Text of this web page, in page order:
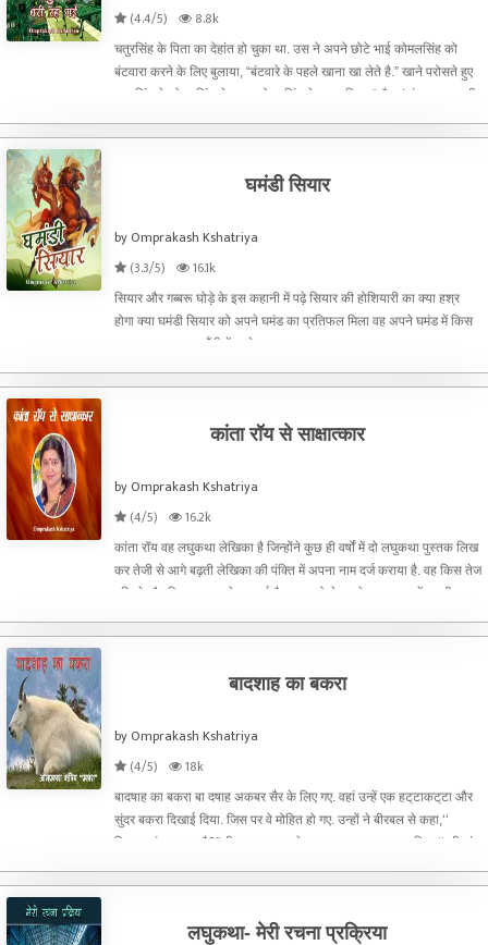
(4.4/5)
8.8k
चतुरसिंह के पिता का देहांत हो चुका था. उस ने अपने छोटे भाई कोमलसिंह को
बंटवारा करने के लिए बुलाया, “बंटवारे के पहले खाना खा लेते है.” खाने परोसते हुए
चतुरसिंह ने कोमलसिंह से कहा. कोमलसिंह ने जवाब दिया, “ भैया ! बंटवारा आप ही
घमंडी सियार
by Omprakash Kshatriya
(3.3/5)
16.1k
सियार और गब्बरू घोड़े के इस कहानी में पढ़े सियार की होशियारी का क्या हश्र
होगा क्या घमंडी सियार को अपने घमंड का प्रतिफल मिला वह अपने घमंड में किस
तरह चूर था, इस कहाँनी में जाने.
कांता रॉय से साक्षात्कार
by Omprakash Kshatriya
(4/5)
16.2k
कांता रॉय वह लघुकथा लेखिका है जिन्होंने कुछ ही वर्षों में दो लघुकथा पुस्तक लिख
कर तेजी से आगे बढ़ती लेखिका की पंक्ति में अपना नाम दर्ज कराया है. वह किस तेज
गति से और किस तरह आगे बढ़ पाई है. यह उन्हो ने अपने साक्षात्कार में बखूबी
बादशाह का बकरा
by Omprakash Kshatriya
(4/5)
18k
बादषाह का बकरा बा दषाह अकबर सैर के लिए गए. वहां उन्हें एक हट्‌टाकट्‌टा और
सुंदर बकरा दिखाई दिया. जिस पर वे मोहित हो गए. उन्हों ने बीरबल से कहा,‘‘
कितना सुंदर बकरा है?'' बीरबल कब चुकने वाला था. तत्काल जवाब दिया,‘‘ जी हां,
लघुकथा- मेरी रचना प्रक्रिया